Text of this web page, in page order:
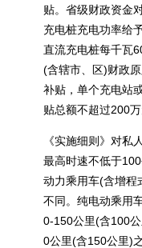
贴。省级财政资金
充电桩充电功率给
直流充电桩每千瓦
(含辖市、区)财政
补贴，单个充电站
贴总额不超过200万
《实施细则》对私
最高时速不低于
动力乘用车(含增程
不同。纯电动乘用
0-150公里(含100
0公里(含150公里)